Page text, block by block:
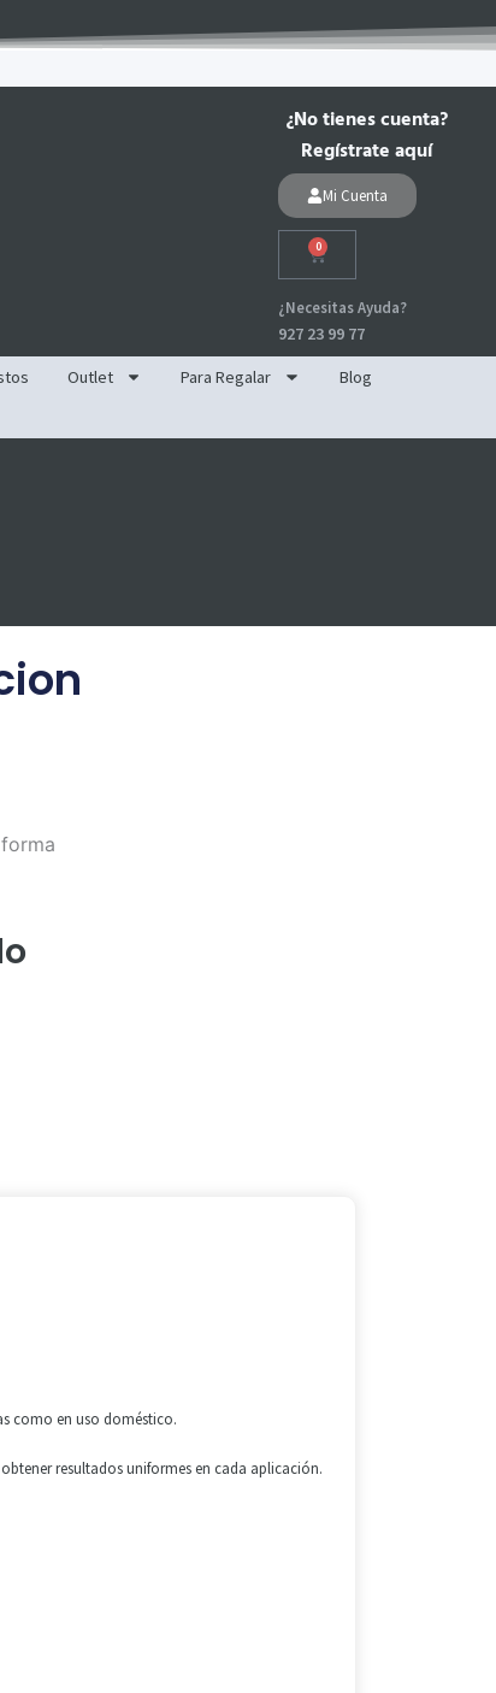
¿No tienes cuenta?
Regístrate aquí
Mi Cuenta
0
Carrito
¿Necesitas Ayuda?
927 23 99 77
Outlet Para Regalar
Blog
como en uso doméstico.
resultados uniformes en cada aplicación.